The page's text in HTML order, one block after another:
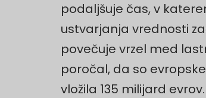
podaljšuje čas, v
ustvarjanja vrednosti
povečuje vrzel med
poročal, da so
vložila 135 milijard